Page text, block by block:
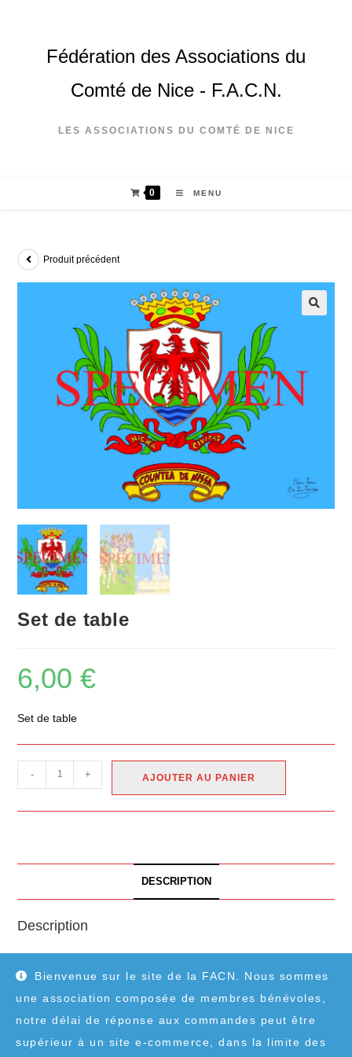
Bienvenue sur le site de la FACN. Nous sommes
une association composée de membres bénévoles,
notre délai de réponse aux commandes peut être
supérieur à un site e-commerce, dans la limite des
Fédération des Associations du
Comté de Nice - F.A.C.N.
LES ASSOCIATIONS DU COMTÉ DE NICE
0 MENU
Produit précédent
Set de table
6,00€
Set de table
- + AJOUTER AU PANIER
DESCRIPTION
Description